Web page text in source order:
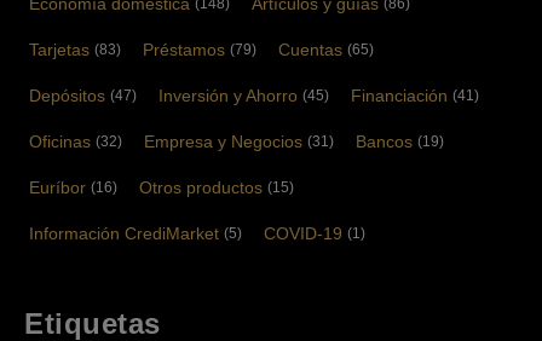
Tarjetas (83) Préstamos (79) Cuentas (65)
Depósitos (47) Inversión y Ahorro (45) Financiación (41)
Oficinas (32) Empresa y Negocios (31) Bancos (19)
Euríbor (16) Otros productos (15)
Información CrediMarket (5) COVID-19 (1)
Etiquetas